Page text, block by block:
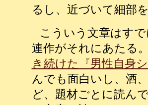
るし、近づいて細部
こういう文章はす
連作がそれにあたる
き続けた『男性自身
んでも面白いし、酒
ど、題材ごとに読ん